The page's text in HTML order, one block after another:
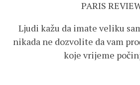
PARIS
Ljudi kažu da imate veliku
nikada ne dozvolite da vam
koje vrijeme